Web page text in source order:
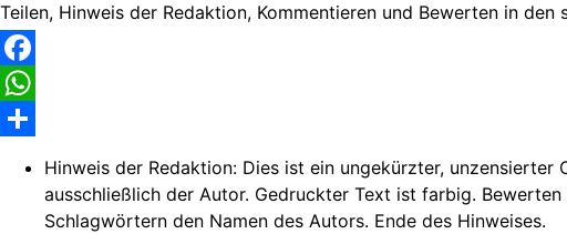
Teilen, Hinweis der Redaktion, Kommentieren und Bewerten in
Facebook
WhatsApp
Hinweis der Redaktion: Dies ist ein ungekürzter, unzensierter
ausschließlich der Autor. Gedruckter Text ist farbig.
Schlagwörtern den Namen des Autors. Ende des Hinweises.